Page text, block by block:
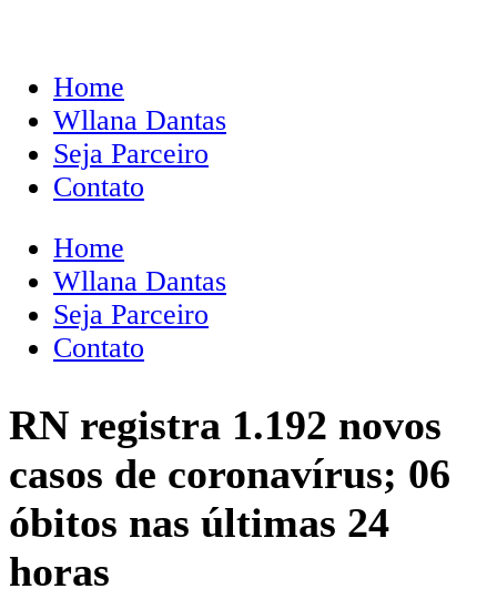
Home
Wllana Dantas
Seja Parceiro
Contato
Home
Wllana Dantas
Seja Parceiro
Contato
RN registra 1.192 novos
casos de coronavírus; 06
óbitos nas últimas 24
horas